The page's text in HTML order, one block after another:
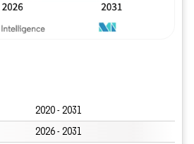
2020 - 2031
2026 - 2031